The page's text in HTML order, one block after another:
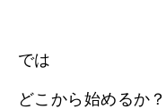
では
どこから始めるか？